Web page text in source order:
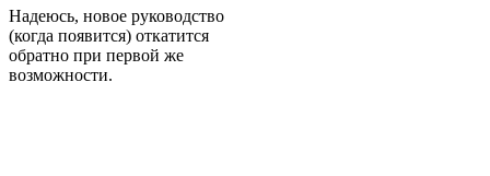
Надеюсь, новое руководство
(когда появится) откатится
обратно при первой же
возможности.